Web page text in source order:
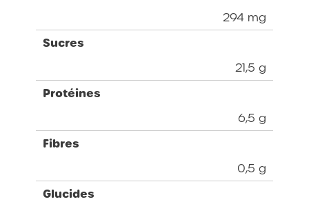
294 mg
Sucres
21,5 g
Protéines
6,5 g
Fibres
0,5 g
Glucides